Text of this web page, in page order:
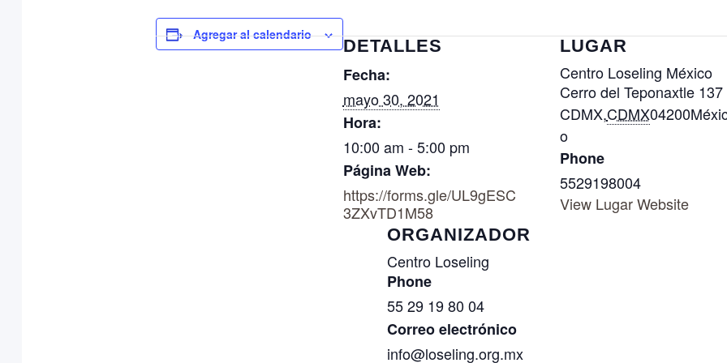
Agregar al calendario
DETALLES
Fecha:
mayo 30, 2021
Hora:
10:00 am - 5:00 pm
Página Web:
https://forms.gle/UL9gESC
3ZXvTD1M58
LUGAR
Centro Loseling México
Cerro del Teponaxtle 137
CDMX,CDMX04200
o
Phone
5529198004
View Lugar Website
ORGANIZADOR
Centro Loseling
Phone
55 29 19 80 04
Correo electrónico
info@loseling.org.mx